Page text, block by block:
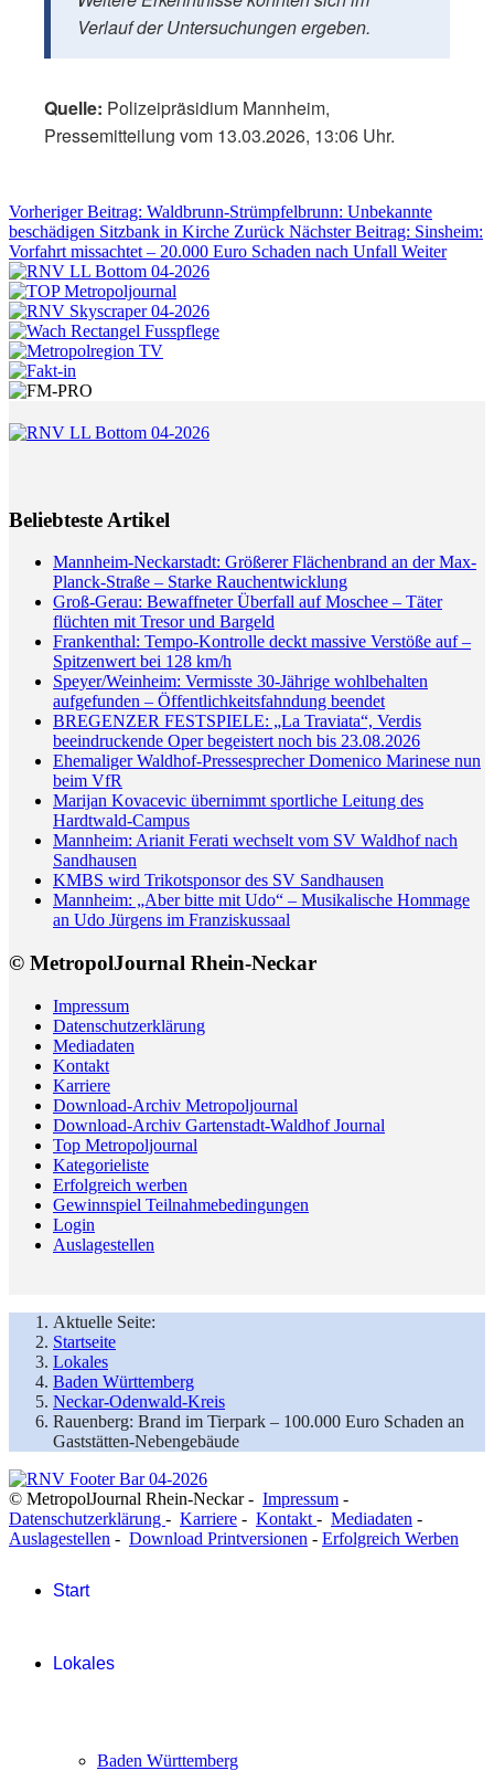
Verlauf der Untersuchungen ergeben.
Quelle: Polizeipräsidium Mannheim,
Pressemitteilung vom 13.03.2026, 13:06 Uhr.
Vorheriger Beitrag: Waldbrunn-Strümpfelbrunn: Unbekannte
beschädigen Sitzbank in Kirche Zurück Nächster Beitrag: Sinsheim:
Vorfahrt missachtet – 20.000 Euro Schaden nach Unfall Weiter
Beliebteste Artikel
Mannheim-Neckarstadt: Größerer Flächenbrand an der Max-
Planck-Straße – Starke Rauchentwicklung
Groß-Gerau: Bewaffneter Überfall auf Moschee – Täter
flüchten mit Tresor und Bargeld
Frankenthal: Tempo-Kontrolle deckt massive Verstöße auf –
Spitzenwert bei 128 km/h
Speyer/Weinheim: Vermisste 30-Jährige wohlbehalten
aufgefunden – Öffentlichkeitsfahndung beendet
BREGENZER FESTSPIELE: „La Traviata“, Verdis
beeindruckende Oper begeistert noch bis 23.08.2026
Ehemaliger Waldhof-Pressesprecher Domenico Marinese nun
beim VfR
Marijan Kovacevic übernimmt sportliche Leitung des
Hardtwald-Campus
Mannheim: Arianit Ferati wechselt vom SV Waldhof nach
Sandhausen
KMBS wird Trikotsponsor des SV Sandhausen
Mannheim: „Aber bitte mit Udo“ – Musikalische Hommage
an Udo Jürgens im Franziskussaal
© MetropolJournal Rhein-Neckar
Impressum
Datenschutzerklärung
Mediadaten
Kontakt
Karriere
Download-Archiv Metropoljournal
Download-Archiv Gartenstadt-Waldhof Journal
Top Metropoljournal
Kategorieliste
Erfolgreich werben
Gewinnspiel Teilnahmebedingungen
Login
Auslagestellen
Aktuelle Seite:
Startseite
Lokales
Baden Württemberg
Neckar-Odenwald-Kreis
Rauenberg: Brand im Tierpark – 100.000 Euro Schaden an
Gaststätten-Nebengebäude
© MetropolJournal Rhein-Neckar - Impressum -
Datenschutzerklärung - Karriere - Kontakt - Mediadaten -
Auslagestellen - Download Printversionen - Erfolgreich Werben
Start
Lokales
Baden Württemberg